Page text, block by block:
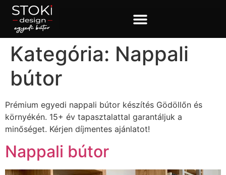
Kategória: Nappali
bútor
Prémium egyedi nappali bútor készítés Gödöllőn és
környékén. 15+ év tapasztalattal garantáljuk a
minőséget. Kérjen díjmentes ajánlatot!
Nappali bútor